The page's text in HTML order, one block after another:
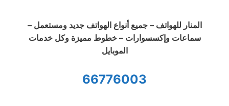
المنار للهواتف – جميع أنواع الهواتف جديد ومستعمل –
سماعات وإكسسوارات – خطوط مميزة وكل خدمات
الموبايل
66776003